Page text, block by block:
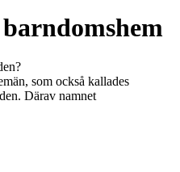
som också kallades
Därav namnet